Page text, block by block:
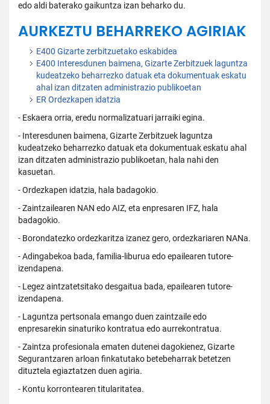
edo aldi baterako gaikuntza izan beharko du.
AURKEZTU BEHARREKO AGIRIAK
E400 Gizarte zerbitzuetako eskabidea
E400 Interesdunen baimena, Gizarte Zerbitzuek laguntza
kudeatzeko beharrezko datuak eta dokumentuak eskatu
ahal izan ditzaten administrazio publikoetan
ER Ordezkapen idatzia
- Eskaera orria, eredu normalizatuari jarraiki egina.
- Interesdunen baimena, Gizarte Zerbitzuek laguntza
kudeatzeko beharrezko datuak eta dokumentuak eskatu ahal
izan ditzaten administrazio publikoetan, hala nahi den
kasuetan.
- Ordezkapen idatzia, hala badagokio.
- Zaintzailearen NAN edo AIZ, eta enpresaren IFZ, hala
badagokio.
- Borondatezko ordezkaritza izanez gero, ordezkariaren NANa.
- Adingabekoa bada, familia-liburua edo epailearen tutore-
izendapena.
- Legez aintzatetsitako desgaitua bada, epailearen tutore-
izendapena.
- Laguntza pertsonala emango duen zaintzaile edo
enpresarekin sinaturiko kontratua edo aurrekontratua.
- Zaintza profesionala ematen dutenei dagokienez, Gizarte
Segurantzaren arloan finkatutako betebeharrak betetzen
dituztela egiaztatzen duen agiria.
- Kontu korrontearen titularitatea.